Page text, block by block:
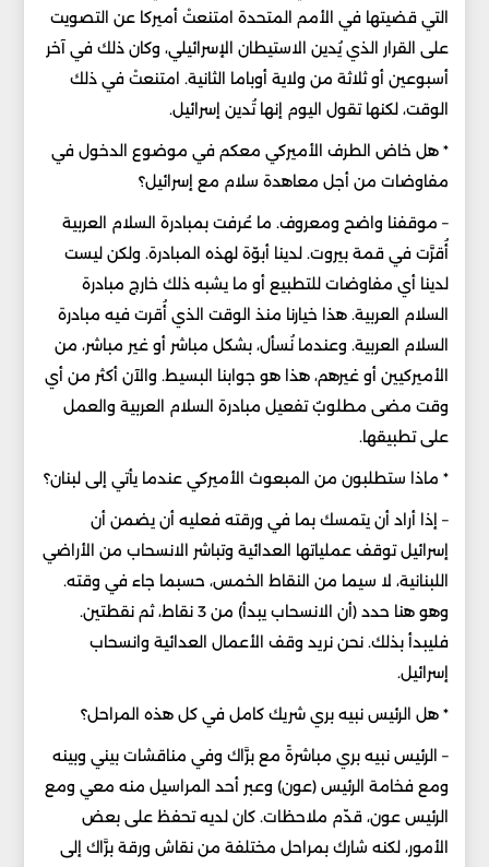
التي قضيتها في الأمم المتحدة امتنعتْ أميركا عن التصويت
على القرار الذي يُدين الاستيطان الإسرائيلي، وكان ذلك في آخر
أسبوعين أو ثلاثة من ولاية أوباما الثانية. امتنعتْ في ذلك
الوقت، لكنها تقول اليوم إنها تُدين إسرائيل.
* هل خاض الطرف الأميركي معكم في موضوع الدخول في
مفاوضات من أجل معاهدة سلام مع إسرائيل؟
– موقفنا واضح ومعروف. ما عُرفت بمبادرة السلام العربية
أُقرَّت في قمة بيروت. لدينا أبوّة لهذه المبادرة. ولكن ليست
لدينا أي مفاوضات للتطبيع أو ما يشبه ذلك خارج مبادرة
السلام العربية. هذا خيارنا منذ الوقت الذي أُقرت فيه مبادرة
السلام العربية. وعندما نُسأل، بشكل مباشر أو غير مباشر، من
الأميركيين أو غيرهم، هذا هو جوابنا البسيط. والآن أكثر من أي
وقت مضى مطلوبٌ تفعيل مبادرة السلام العربية والعمل
على تطبيقها.
* ماذا ستطلبون من المبعوث الأميركي عندما يأتي إلى لبنان؟
– إذا أراد أن يتمسك بما في ورقته فعليه أن يضمن أن
إسرائيل توقف عملياتها العدائية وتباشر الانسحاب من الأراضي
اللبنانية، لا سيما من النقاط الخمس، حسبما جاء في وقته.
وهو هنا حدد (أن الانسحاب يبدأ) من 3 نقاط، ثم نقطتين.
فليبدأ بذلك. نحن نريد وقف الأعمال العدائية وانسحاب
إسرائيل.
* هل الرئيس نبيه بري شريك كامل في كل هذه المراحل؟
– الرئيس نبيه بري مباشرةً مع برَّاك وفي مناقشات بيني وبينه
ومع فخامة الرئيس (عون) وعبر أحد المراسيل منه معي ومع
الرئيس عون، قدّم ملاحظات. كان لديه تحفظ على بعض
الأمور، لكنه شارك بمراحل مختلفة من نقاش ورقة برَّاك إلى